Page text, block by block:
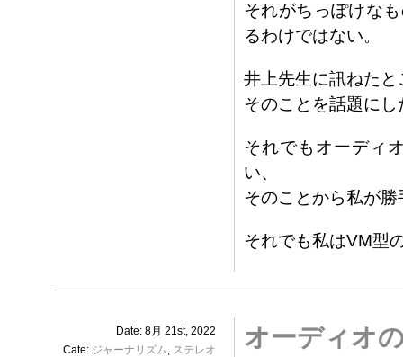
それがちっぽけな
るわけではない。
井上先生に訊ねた
そのことを話題に
それでもオーディ
い、
そのことから私が
それでも私はVM型
Date: 8月 21st, 2022
Cate: ジャーナリズム, ステレオ
オーディオ